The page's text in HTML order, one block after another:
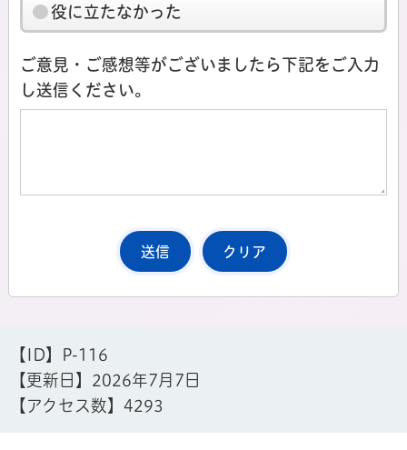
役に立たなかった
ご意見・ご感想等がございましたら下記をご入力
し送信ください。
【ID】
P-116
【更新日】 2026年7月7日
【アクセス数】4293